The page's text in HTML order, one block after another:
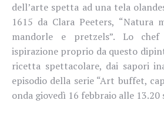
dell’arte spetta ad una tela
1615 da Clara Peeters, “Natura
mandorle e pretzels”. Lo
ispirazione proprio da questo
ricetta spettacolare, dai sapori
episodio della serie “Art buffet,
onda giovedì 16 febbraio alle 13.20